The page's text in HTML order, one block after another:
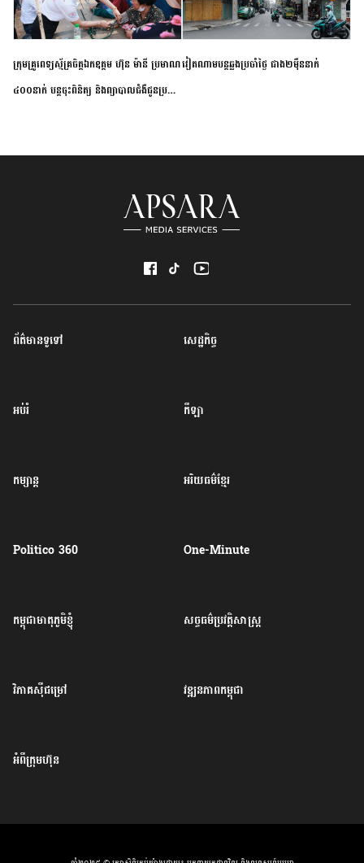
ការប្តេជ្ញាចិត្ត
ថ្នាំពេទ្យជូនប្រជាពលរដ្ឋ
រស់នៅសង្កាត់បឹងកុក
ក្រុមគ្រូពេទ្យស្ម័គ្រចិត្តឯកឧត្តម ហ៊ុន ម៉ានី ប្រមាណ
៤០០នាក់ បន្តចុះពិនិត្យ និងព្យាបាលជំងឺជូនប្រជា
វៀតណាម​បន្ត​ឆ្លង​ប្រចាំថ្ងៃ​ ​ជាង​២​ម៉ឺន​នាក់​
ព័ត៌មានទូទៅ សេដ្ឋកិច្ច
អប់រំ កីឡា
កម្សាន្ត អរិយធម៌ខ្មែរ
Politico 360 One-Minute
កម្ពុជាមាតុភូមិខ្ញុំ សច្ចធម៌ប្រវត្តិសាស្ត្រ
វិភាគសុីជម្រៅ វឌ្ឍនភាពកម្ពុជា
អំពីក្រុមហ៊ុន